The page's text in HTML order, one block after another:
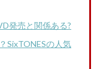
発売と関係ある?
SixTONESの人気